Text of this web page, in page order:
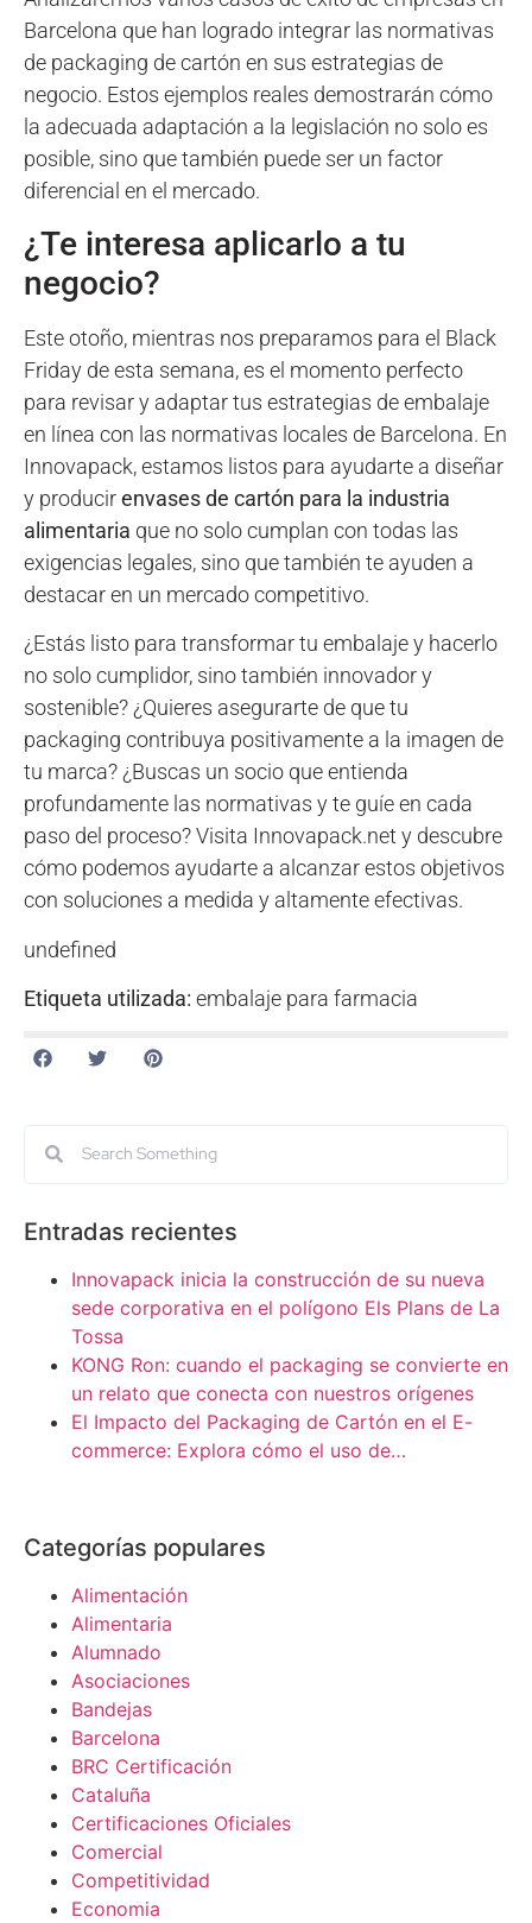
Barcelona que han logrado integrar las normativas
de packaging de cartón en sus estrategias de
negocio. Estos ejemplos reales demostrarán cómo
la adecuada adaptación a la legislación no solo es
posible, sino que también puede ser un factor
diferencial en el mercado.
¿Te interesa aplicarlo a tu
negocio?
Este otoño, mientras nos preparamos para el Black
Friday de esta semana, es el momento perfecto
para revisar y adaptar tus estrategias de embalaje
en línea con las normativas locales de Barcelona. En
Innovapack, estamos listos para ayudarte a diseñar
y producirenvases de cartón para la industria
alimentaria que no solo cumplan con todas las
exigencias legales, sino que también te ayuden a
destacar en un mercado competitivo.
¿Estás listo para transformar tu embalaje y hacerlo
no solo cumplidor, sino también innovador y
sostenible? ¿Quieres asegurarte de que tu
packaging contribuya positivamente a la imagen de
tu marca? ¿Buscas un socio que entienda
profundamente las normativas y te guíe en cada
paso del proceso? Visita Innovapack.net y descubre
cómo podemos ayudarte a alcanzar estos objetivos
con soluciones a medida y altamente efectivas.
undefined
Etiqueta utilizada: embalaje para farmacia
Entradas recientes
Innovapack inicia la construcción de su nueva
sede corporativa en el polígono Els Plans de La
Tossa
KONG Ron: cuando el packaging se convierte en
un relato que conecta con nuestros orígenes
El Impacto del Packaging de Cartón en el E-
commerce: Explora cómo el uso de…
Categorías populares
Alimentación
Alimentaria
Alumnado
Asociaciones
Bandejas
Barcelona
BRC Certificación
Cataluña
Certificaciones Oficiales
Comercial
Competitividad
Economia